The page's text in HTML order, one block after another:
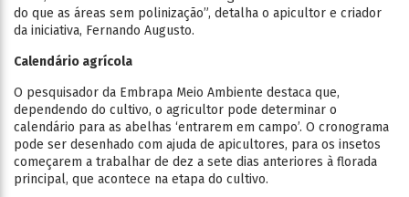
do que as áreas sem polinização”, detalha o apicultor e criador
da iniciativa, Fernando Augusto.
Calendário agrícola
O pesquisador da Embrapa Meio Ambiente destaca que,
dependendo do cultivo, o agricultor pode determinar o
calendário para as abelhas ‘entrarem em campo’. O cronograma
pode ser desenhado com ajuda de apicultores, para os insetos
começarem a trabalhar de dez a sete dias anteriores à florada
principal, que acontece na etapa do cultivo.